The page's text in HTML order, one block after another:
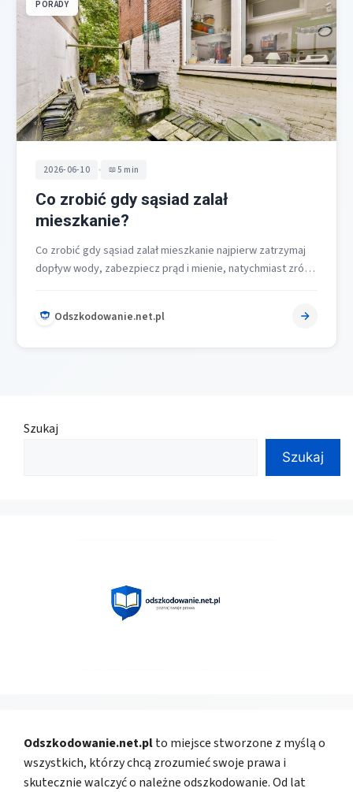
PORADY
2026-06-10 • 5 min
Co zrobić gdy sąsiad zalał
mieszkanie?
Co zrobić gdy sąsiad zalał mieszkanie najpierw zatrzymaj
dopływ wody, zabezpiecz prąd i mienie, natychmiast zrób
Odszkodowanie.net.pl
Szukaj
Szukaj
Odszkodowanie.net.plto miejsce stworzone z myślą o
wszystkich, którzy chcą zrozumieć swoje prawa i
skutecznie walczyć o należne odszkodowanie. Od lat